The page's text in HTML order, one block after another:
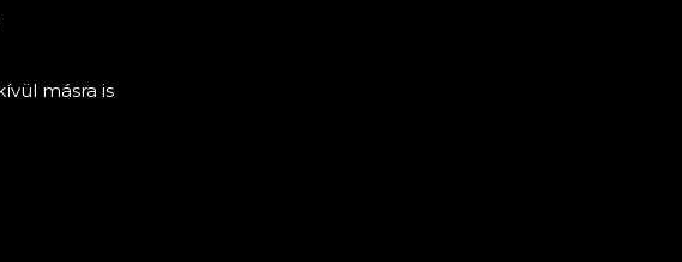
másra is